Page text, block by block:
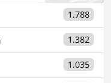
1.788
1.382
1.035